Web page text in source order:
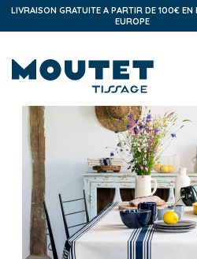
LIVRAISON GRATUITE A PARTIR DE 100€ EN
EUROPE